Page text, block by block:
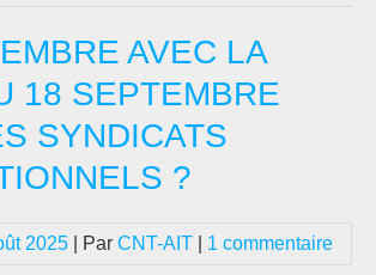
AVEC LA
18 SEPTEMBRE
SYNDICATS
?
2025 | Par CNT-AIT 1 commentaire